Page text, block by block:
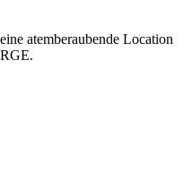
atemberaubende Location